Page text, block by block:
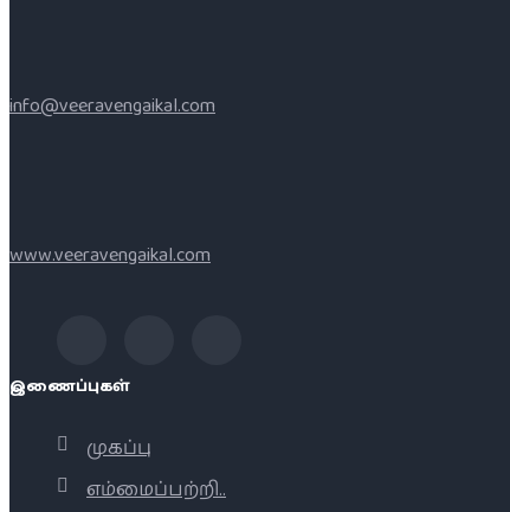
info@veeravengaikal.com
www.veeravengaikal.com
இணைப்புகள்
முகப்பு
எம்மைப்பற்றி..